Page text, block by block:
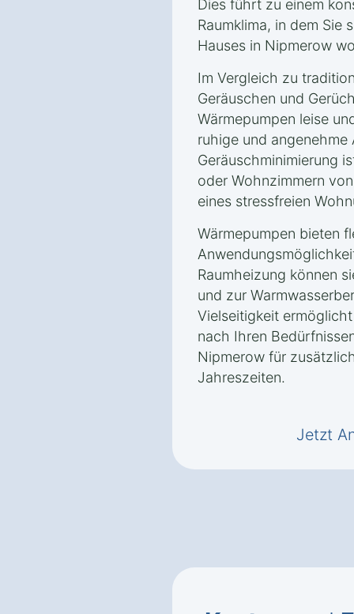
Dies führt zu einem
Raumklima, in dem Sie
Hauses in Nipmerow
Im Vergleich zu
Geräuschen und
Wärmepumpen leise
ruhige und angenehme
Geräuschminimierung
oder Wohnzimmern
eines stressfreien
Wärmepumpen bieten
Raumheizung können
und zur
Vielseitigkeit
nach Ihren
Nipmerow für
Jahreszeiten.
Jetzt